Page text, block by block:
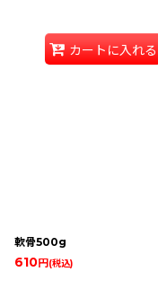
カートに入れる
軟骨500g
610円 (税込)